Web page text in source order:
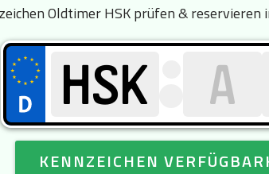
Oldtimer HSK prüfen &
KENNZEICHEN